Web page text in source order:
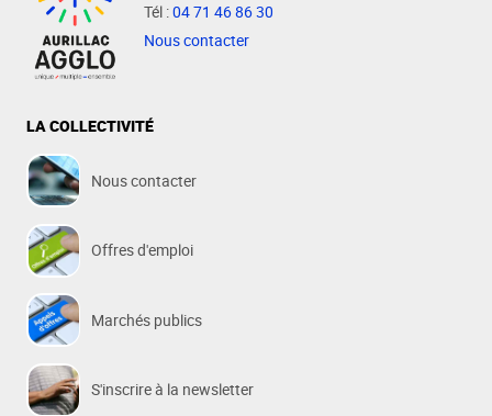
Tél :04 71 46 86 30
Nous contacter
LA COLLECTIVITÉ
Nous contacter
Offres d'emploi
Marchés publics
S'inscrire à la newsletter